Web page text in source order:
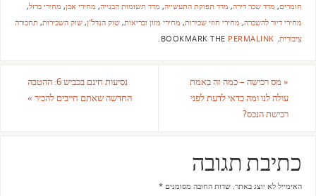
חומרים, מדד שכר דירה, מדד תפוקת התעשייה, מדד תשומות הבנייה, מחירי אבן, מחירי ברזל,
מחירי דיור להשכרה, מחירי חוזי שכירות, מחירי מזון ובריאות, שוק הנדל"ן, שוק השכירות, תחבורה
ציבורית.
PERMALINK
.
«מס רכישה – כמה זה באמת
עולה לנו ומה כדאי לדעת לפני
רכישת הנכס?
נסיעות חינם בכביש 6: ההטבה
החדשה שאתם חייבים להכיר »
כתיבת תגובה
האימייל לא יוצג באתר. שדות החובה מסומנים *